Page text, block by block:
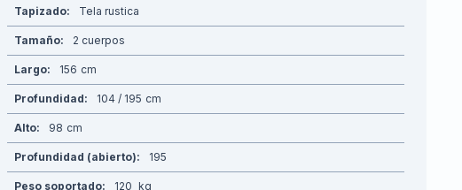
Tapizado Tela rustica
Tamaño 2 cuerpos
Largo 156
Profundidad 104 / 195
Alto 98
Profundidad (abierto) 195
Peso soportado 120